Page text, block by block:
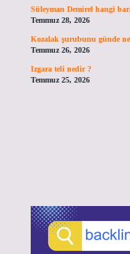
Süleyman Demirel hangi
Temmuz 28, 2026
Kozalak şurubunu günde
Temmuz 26, 2026
Izgara teli nedir ?
Temmuz 25, 2026